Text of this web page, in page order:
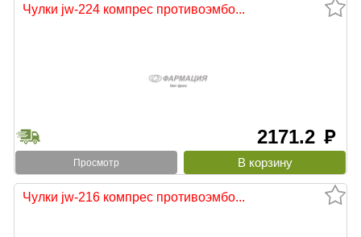
Чулки jw-224 компрес противоэмбо...
2171.2 руб
Просмотр
Чулки jw-216 компрес противоэмбо...